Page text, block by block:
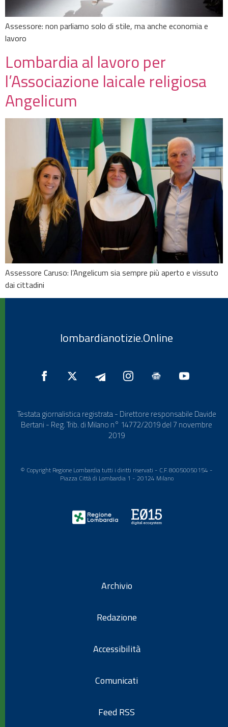
Assessore: non parliamo solo di stile, ma anche economia e
lavoro
Lombardia al lavoro per
l’Associazione laicale religiosa
Angelicum
Assessore Caruso: l’Angelicum sia sempre più aperto e vissuto
dai cittadini
lombardianotizie.Online
Testata giornalistica registrata - Direttore responsabile Davide
Bertani - Reg. Trib. di Milano n° 14772/2019 del 7 novembre
2019
© Copyright Regione Lombardia tutti i diritti riservati - C.F. 80050050154 -
Piazza Città di Lombardia 1 - 20124 Milano
Archivio
Redazione
Accessibilità
Comunicati
Feed RSS